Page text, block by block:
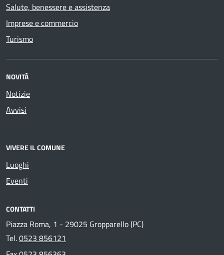
Salute, benessere e assistenza
Imprese e commercio
Turismo
NOVITÀ
Notizie
Avvisi
VIVERE IL COMUNE
Luoghi
Eventi
CONTATTI
Piazza Roma, 1 - 29025 Gropparello (PC)
Tel.0523 856121